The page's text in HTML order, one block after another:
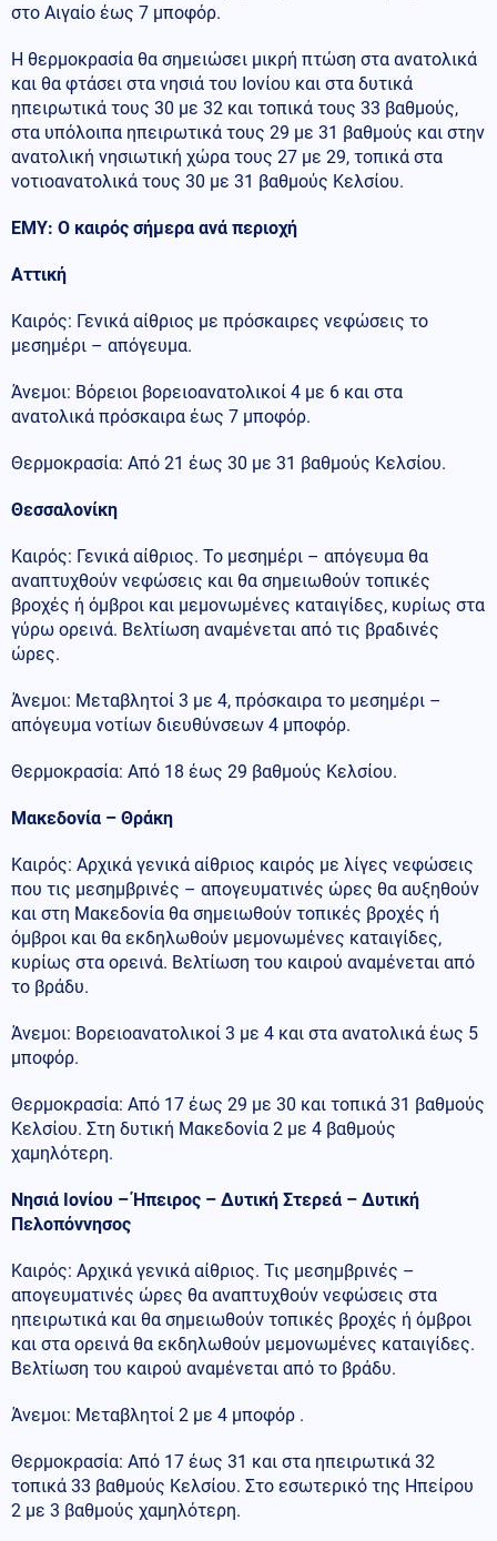
στο Αιγαίο έως 7 μποφόρ.
Η θερμοκρασία θα σημειώσει μικρή πτώση στα ανατολικά
και θα φτάσει στα νησιά του Ιονίου και στα δυτικά
ηπειρωτικά τους 30 με 32 και τοπικά τους 33 βαθμούς,
στα υπόλοιπα ηπειρωτικά τους 29 με 31 βαθμούς και στην
ανατολική νησιωτική χώρα τους 27 με 29, τοπικά στα
νοτιοανατολικά τους 30 με 31 βαθμούς Κελσίου.
ΕΜΥ: Ο καιρός σήμερα ανά περιοχή
Αττική
Καιρός: Γενικά αίθριος με πρόσκαιρες νεφώσεις το
μεσημέρι – απόγευμα.
Άνεμοι: Βόρειοι βορειοανατολικοί 4 με 6 και στα
ανατολικά πρόσκαιρα έως 7 μποφόρ.
Θερμοκρασία: Από 21 έως 30 με 31 βαθμούς Κελσίου.
Θεσσαλονίκη
Καιρός: Γενικά αίθριος. Το μεσημέρι – απόγευμα θα
αναπτυχθούν νεφώσεις και θα σημειωθούν τοπικές
βροχές ή όμβροι και μεμονωμένες καταιγίδες, κυρίως στα
γύρω ορεινά. Βελτίωση αναμένεται από τις βραδινές
ώρες.
Άνεμοι: Μεταβλητοί 3 με 4, πρόσκαιρα το μεσημέρι –
απόγευμα νοτίων διευθύνσεων 4 μποφόρ.
Θερμοκρασία: Από 18 έως 29 βαθμούς Κελσίου.
Μακεδονία – Θράκη
Καιρός: Αρχικά γενικά αίθριος καιρός με λίγες νεφώσεις
που τις μεσημβρινές – απογευματινές ώρες θα αυξηθούν
και στη Μακεδονία θα σημειωθούν τοπικές βροχές ή
όμβροι και θα εκδηλωθούν μεμονωμένες καταιγίδες,
κυρίως στα ορεινά. Βελτίωση του καιρού αναμένεται από
το βράδυ.
Άνεμοι: Βορειοανατολικοί 3 με 4 και στα ανατολικά έως 5
μποφόρ.
Θερμοκρασία: Από 17 έως 29 με 30 και τοπικά 31 βαθμούς
Κελσίου. Στη δυτική Μακεδονία 2 με 4 βαθμούς
χαμηλότερη.
Νησιά Ιονίου – Ήπειρος – Δυτική Στερεά – Δυτική
Πελοπόννησος
Καιρός: Αρχικά γενικά αίθριος. Τις μεσημβρινές –
απογευματινές ώρες θα αναπτυχθούν νεφώσεις στα
ηπειρωτικά και θα σημειωθούν τοπικές βροχές ή όμβροι
και στα ορεινά θα εκδηλωθούν μεμονωμένες καταιγίδες.
Βελτίωση του καιρού αναμένεται από το βράδυ.
Άνεμοι: Μεταβλητοί 2 με 4 μποφόρ .
Θερμοκρασία: Από 17 έως 31 και στα ηπειρωτικά 32
τοπικά 33 βαθμούς Κελσίου. Στο εσωτερικό της Ηπείρου
2 με 3 βαθμούς χαμηλότερη.